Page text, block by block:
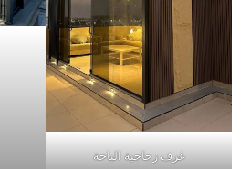
غرف زجاجية الباحة